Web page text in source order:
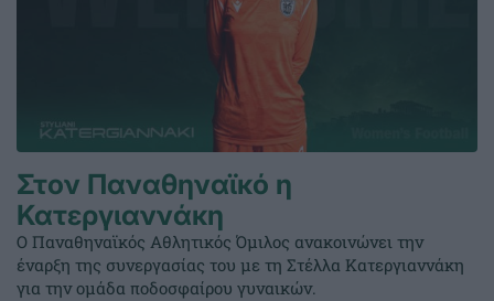
Στον Παναθηναϊκό η
Κατεργιαννάκη
Ο Παναθηναϊκός Αθλητικός Όμιλος ανακοινώνει την
έναρξη της συνεργασίας του με τη Στέλλα Κατεργιαννάκη
για την ομάδα ποδοσφαίρου γυναικών.